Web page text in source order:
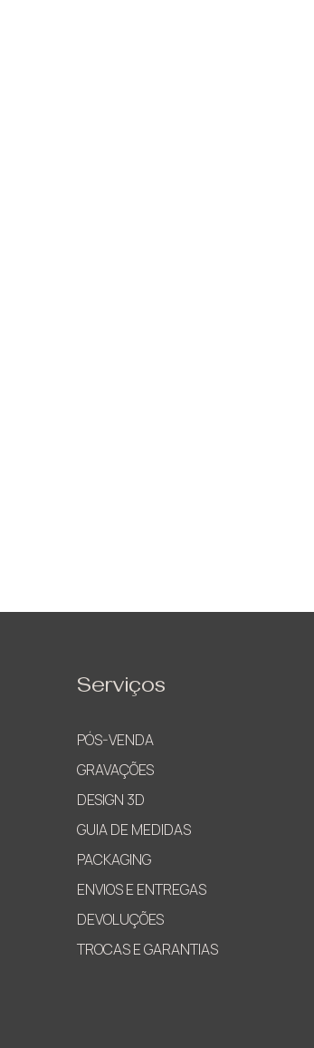
Serviços
PÓS-VENDA
GRAVAÇÕES
DESIGN 3D
GUIA DE MEDIDAS
PACKAGING
ENVIOS E ENTREGAS
DEVOLUÇÕES
TROCAS E GARANTIAS